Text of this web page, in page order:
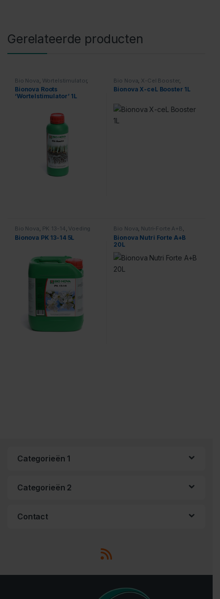
Gerelateerde producten
Bio Nova Wortelstimulator,
Voeding
Bionova Roots
‘Wortelstimulator’ 1L
Bio Nova X-Cel Booster,
Voeding
Bionova X-ceL Booster 1L
Bio Nova PK 13-14 Voeding
Bionova PK 13-14 5L
Bio Nova Nutri-Forte A+B
Bionova Nutri Forte A+B
20L
Categorieën 1
Categorieën 2
Contact